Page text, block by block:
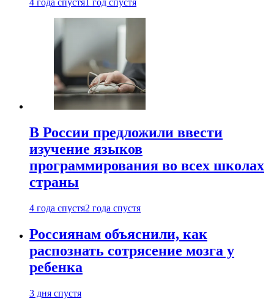
4 года спустя 1 год спустя
В России предложили ввести
изучение языков
программирования во всех школах
страны
4 года спустя2 года спустя
Россиянам объяснили, как
распознать сотрясение мозга у
ребенка
3 дня спустя